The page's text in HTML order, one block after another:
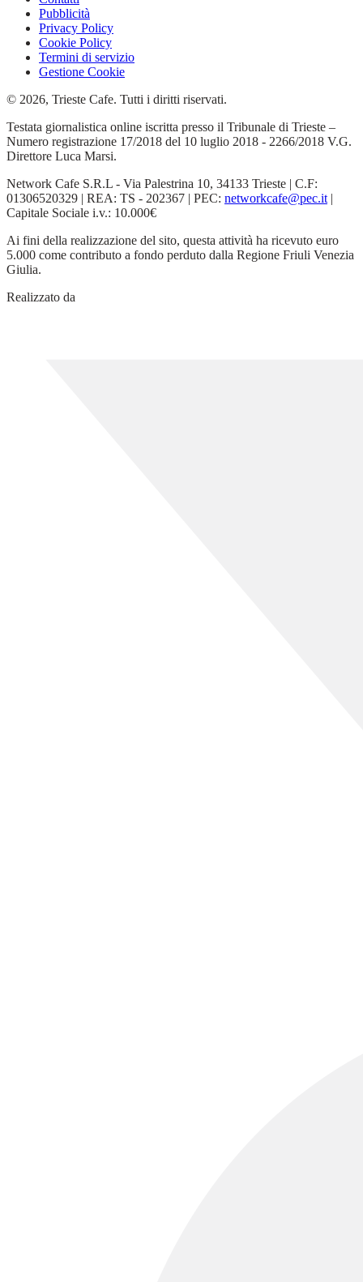
Pubblicità
Privacy Policy
Cookie Policy
Termini di servizio
Gestione Cookie
© 2026, Trieste Cafe. Tutti i diritti riservati.
Testata giornalistica online iscritta presso il Tribunale di Trieste –
Numero registrazione 17/2018 del 10 luglio 2018 - 2266/2018 V.G.
Direttore Luca Marsi.
Network Cafe S.R.L - Via Palestrina 10, 34133 Trieste | C.F:
01306520329 | REA: TS - 202367 | PEC: networkcafe@pec.it |
Capitale Sociale i.v.: 10.000€
Ai fini della realizzazione del sito, questa attività ha ricevuto euro
5.000 come contributo a fondo perduto dalla Regione Friuli Venezia
Giulia.
Realizzato da